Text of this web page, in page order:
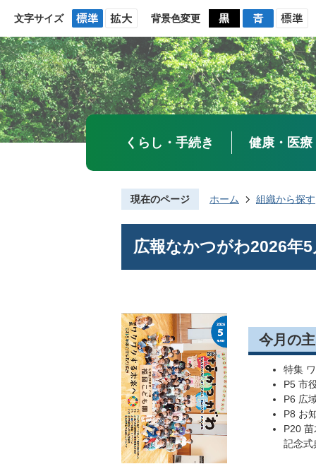
文字サイズ 背景色変更
くらし・手続き 健康・医療
現在のページ ホーム 組織から探す
広報なかつがわ2026年5
今月の
特集
P5 市
P6 広
P8 お
P20
記念式